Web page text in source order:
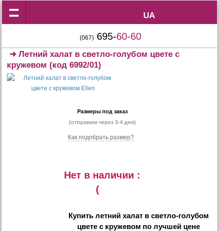
UA
UA
(067) 695-60-60
➜Летний халат в светло-голубом цвете с
кружевом (код 6992/01)
Размеры под заказ
(отправим через 3-4 дня)
Как подобрать размер?
Нет в наличии :
(
Купитьлетний халат в светло-голубом
цвете с кружевом по лучшей цене